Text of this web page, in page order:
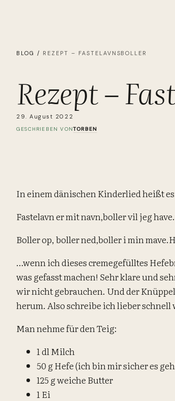
BLOG / REZEPT – FASTELAVNSBOLLER
Rezept –
29. August 2022
GESCHRIEBEN VONTORBEN
In einem dänischen Kinderlied heißt
Fastelavn er mit navn,boller vil jeg have.
Boller op, boller ned,boller i min mave.
…wenn ich dieses cremegefülltes
was gefasst machen! Sehr klare und
wir nicht gebrauchen. Und der
herum. Also schreibe ich lieber schnell
Man nehme für den Teig:
1 dl Milch
50 g Hefe (ich bin mir sicher es
125 g weiche Butter
1 Ei